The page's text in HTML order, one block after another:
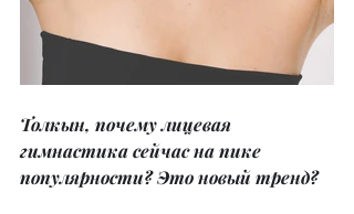
Толкын, почему лицевая
гимнастика сейчас на пике
популярности? Это новый тренд?